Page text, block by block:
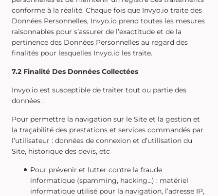
conforme à la réalité. Chaque fois que Invyo.io traite des
Données Personnelles, Invyo.io prend toutes les mesures
raisonnables pour s’assurer de l’exactitude et de la
pertinence des Données Personnelles au regard des
finalités pour lesquelles Invyo.io les traite.
7.2 Finalité Des Données Collectées
Invyo.io est susceptible de traiter tout ou partie des
données :
Pour permettre la navigation sur le Site et la gestion et
la traçabilité des prestations et services commandés par
l’utilisateur : données de connexion et d’utilisation du
Site, historique des devis, etc
Pour prévenir et lutter contre la fraude
informatique (spamming, hacking…) : matériel
informatique utilisé pour la navigation, l’adresse IP,